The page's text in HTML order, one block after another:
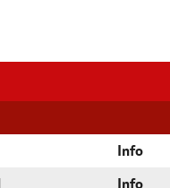
Info
Info